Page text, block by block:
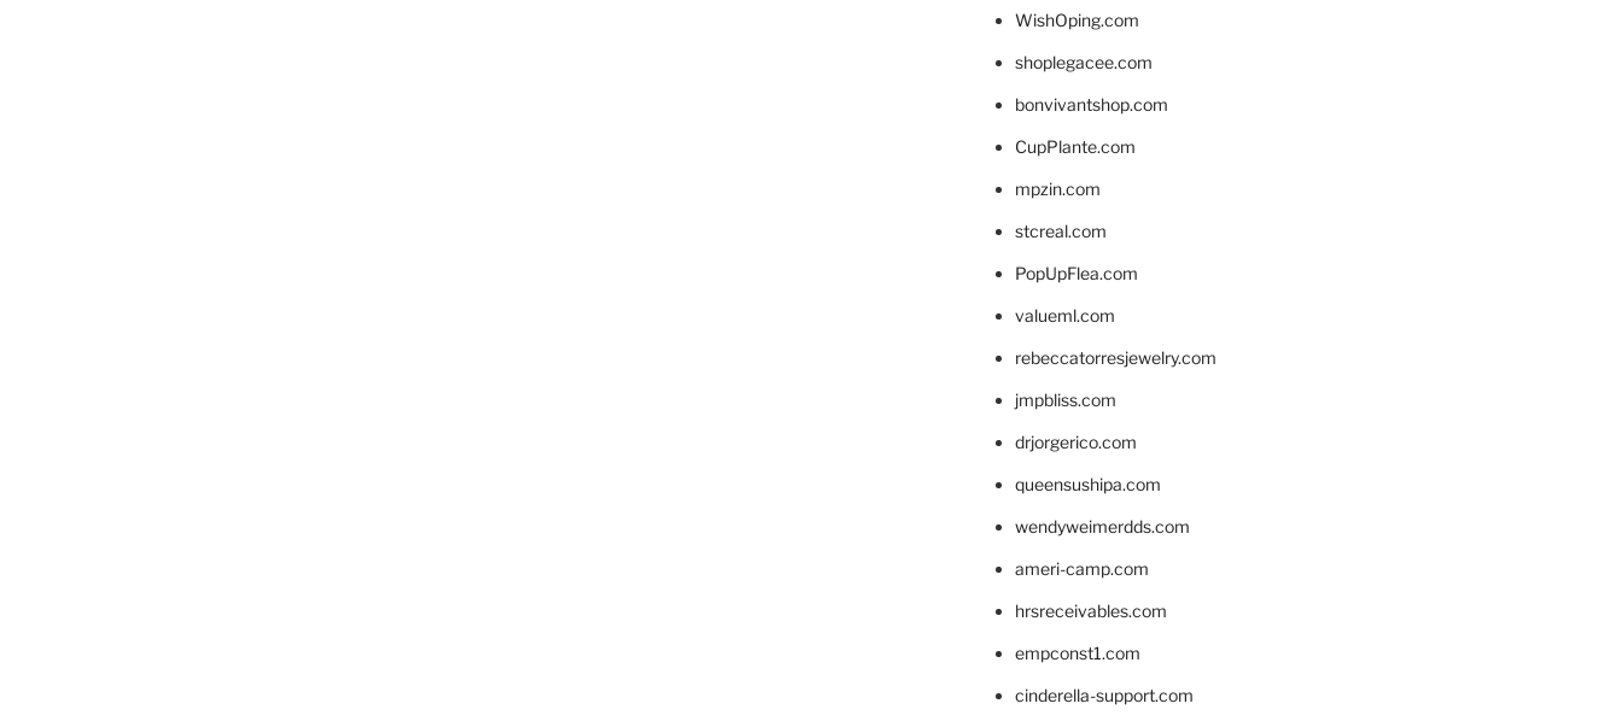
WishOping.com
shoplegacee.com
bonvivantshop.com
CupPlante.com
mpzin.com
stcreal.com
PopUpFlea.com
valueml.com
rebeccatorresjewelry.com
jmpbliss.com
drjorgerico.com
queensushipa.com
wendyweimerdds.com
ameri-camp.com
hrsreceivables.com
empconst1.com
cinderella-support.com